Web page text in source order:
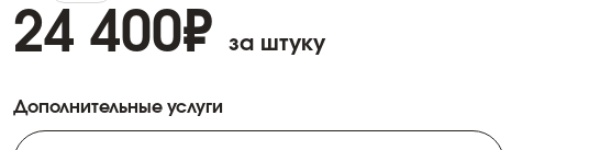
24 400₽ за штуку
Дополнительные услуги